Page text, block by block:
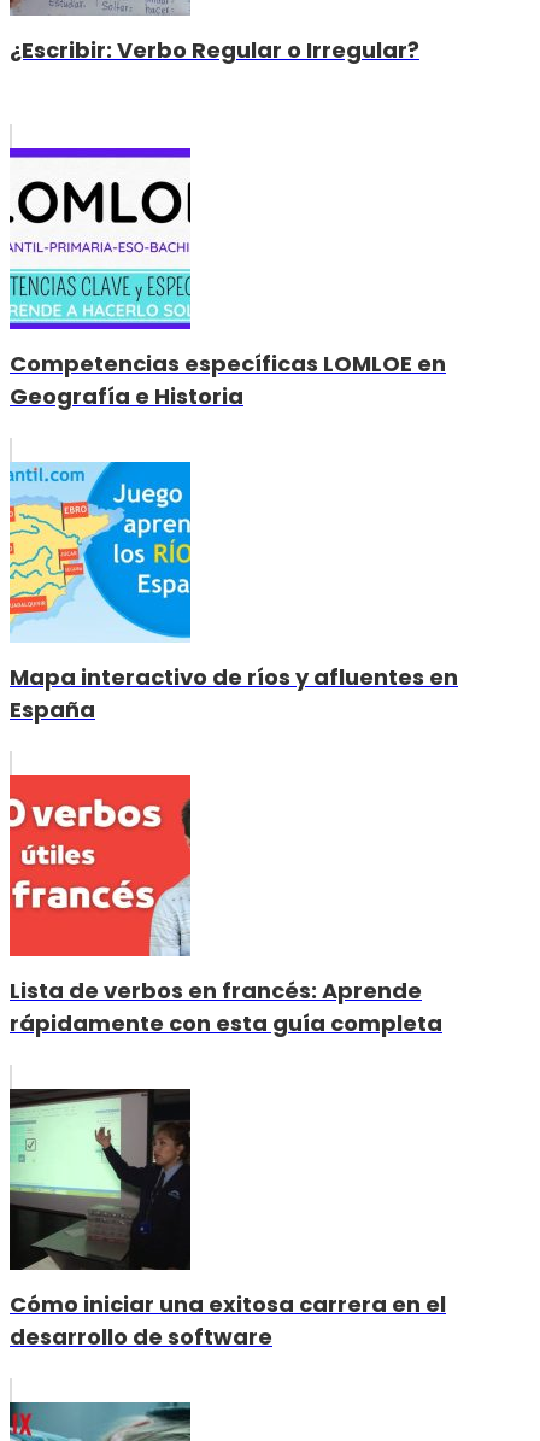
¿Escribir: Verbo Regular o Irregular?
Competencias específicas LOMLOE en
Geografía e Historia
Mapa interactivo de ríos y afluentes en
España
Lista de verbos en francés: Aprende
rápidamente con esta guía completa
Cómo iniciar una exitosa carrera en el
desarrollo de software